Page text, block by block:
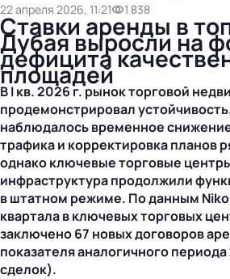
22 апреля 2026, 11:21 1 838
Ставки аренды в
Дубая выросли на
дефицита
площадей
В I кв. 2026 г. рынок торговой
продемонстрировал
наблюдалось временное
трафика и корректировка планов
однако ключевые торговые
инфраструктура продолжили
в штатном режиме. По данным
квартала в ключевых торговых
заключено 67 новых договоров
показателя аналогичного
сделок).